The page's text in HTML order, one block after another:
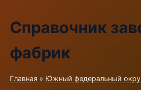
Справочник
фабрик
Главная » Южный федеральный